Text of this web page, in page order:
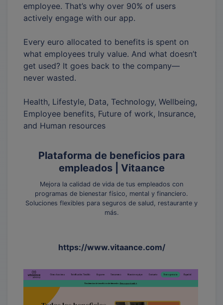
employee. That’s why over 90% of users
actively engage with our app.
Every euro allocated to benefits is spent on
what employees truly value. And what doesn’t
get used? It goes back to the company—
never wasted.
Health, Lifestyle, Data, Technology, Wellbeing,
Employee benefits, Future of work, Insurance,
and Human resources
Plataforma de beneficios para
empleados | Vitaance
Mejora la calidad de vida de tus empleados con
programas de bienestar físico, mental y financiero.
Soluciones flexibles para seguros de salud, restaurante y
más.
https://www.vitaance.com/